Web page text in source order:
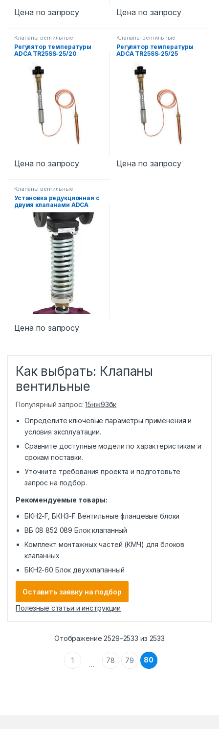
Цена по запросу Цена по запросу
Клапаны вентильные
Регулятор температуры
ADCA TR25SS-25/20
Цена по запросу
Клапаны вентильные
Регулятор температуры
ADCA TR25SS-25/25
Цена по запросу
Клапаны вентильные
Установка редукционная с
двумя клапанами ADCA
RP45TW DN100
Цена по запросу
Как выбрать: Клапаны
вентильные
Популярный запрос:15нж93бк
Определите ключевые параметры применения и
условия эксплуатации.
Сравните доступные модели по характеристикам и
срокам поставки.
Уточните требования проекта и подготовьте
запрос на подбор.
Рекомендуемые товары:
БКН2-F, БКН3-F Вентильные фланцевые блоки
ВБ 08 852 089 Блок клапанный
Комплект монтажных частей (КМЧ) для блоков
клапанных
БКН2-60 Блок двухклапанный
Оставить заявку на подбор
Полезные статьи и инструкции
Отображение 2529–2533 из 2533
1 … 78 79 80